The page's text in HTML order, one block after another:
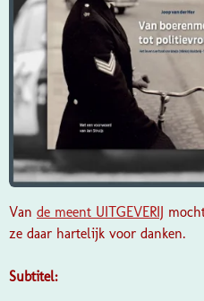
Van de meent UITGEVERIJ
ze daar hartelijk voor danken.
Subtitel: